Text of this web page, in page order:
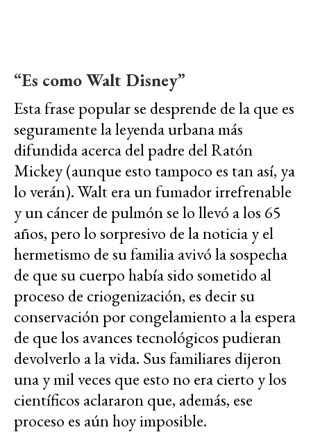
“Es como Walt Disney”
Esta frase popular se desprende de la que es
seguramente la leyenda urbana más
difundida acerca del padre del Ratón
Mickey (aunque esto tampoco es tan así, ya
lo verán). Walt era un fumador irrefrenable
y un cáncer de pulmón se lo llevó a los 65
años, pero lo sorpresivo de la noticia y el
hermetismo de su familia avivó la sospecha
de que su cuerpo había sido sometido al
proceso de criogenización, es decir su
conservación por congelamiento a la espera
de que los avances tecnológicos pudieran
devolverlo a la vida. Sus familiares dijeron
una y mil veces que esto no era cierto y los
científicos aclararon que, además, ese
proceso es aún hoy imposible.